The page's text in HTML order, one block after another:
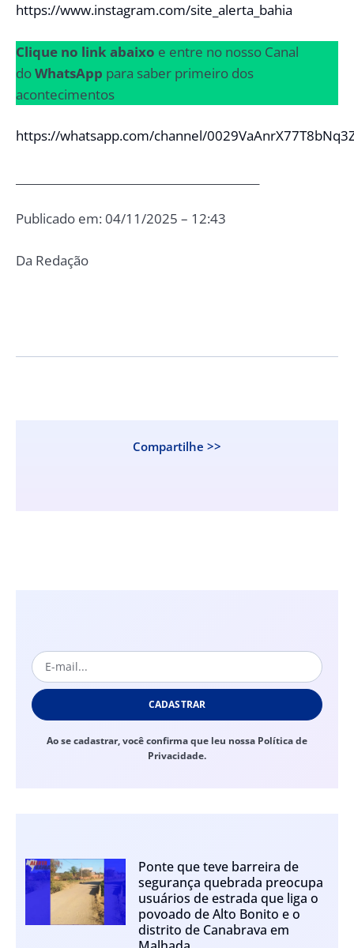
https://www.instagram.com/site_alerta_bahia
Clique no link abaixo e entre no nosso Canal
doWhatsApp para saber primeiro dos
acontecimentos
https://whatsapp.com/channel/
Publicado em: 04/11/2025 – 12:43
Da Redação
Compartilhe >>
CADASTRAR
Ao se cadastrar, você confirma que leu nossa Política de
Privacidade.
Ponte que teve barreira de
segurança quebrada preocupa
usuários de estrada que liga o
povoado de Alto Bonito e o
distrito de Canabrava em